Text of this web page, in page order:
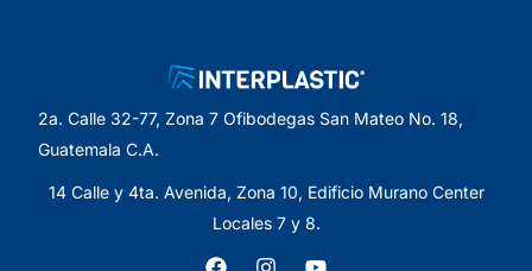
2a. Calle 32-77, Zona 7 Ofibodegas San Mateo No. 18,
Guatemala C.A.
14 Calle y 4ta. Avenida, Zona 10, Edificio Murano Center
Locales 7 y 8.